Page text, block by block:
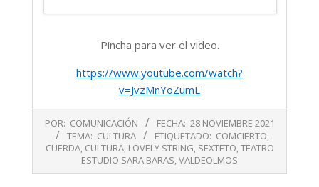
Pincha para ver el video.
https://www.youtube.com/watch?
v=JvzMnYoZumE
11-
POR: COMUNICACIÓN FECHA: 28 NOVIEMBRE 2021
TEMA: CULTURA ETIQUETADO: COMCIERTO,
CUERDA, CULTURA, LOVELY STRING, SEXTETO,TEATRO
ESTUDIO SARA BARAS,VALDEOLMOS